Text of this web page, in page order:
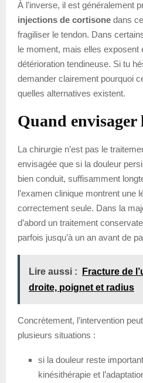
À l’inverse, il est généralement
injections de cortisone dans
fragiliser le tendon. Dans
le moment, mais elles exposent
détérioration tendineuse. Si tu
demander clairement pourquoi
quelles alternatives existent.
Quand
La chirurgie n’est pas le
envisagée que si la douleur
bien conduit, suffisamment
l’examen clinique montrent une
correctement seule. Dans la
d’abord un traitement
parfois jusqu’à un an avant de
Lire aussi :
Fracture de
droite, poignet et radius
Concrètement, l’intervention
plusieurs situations :
si la douleur reste
kinésithérapie et